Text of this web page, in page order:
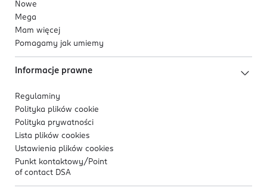
Nowe
Mega
Mam więcej
Pomagamy jak umiemy
Informacje prawne
Regulaminy
Polityka plików cookie
Polityka prywatności
Lista plików cookies
Ustawienia plików cookies
Punkt kontaktowy/ Point
of contact DSA